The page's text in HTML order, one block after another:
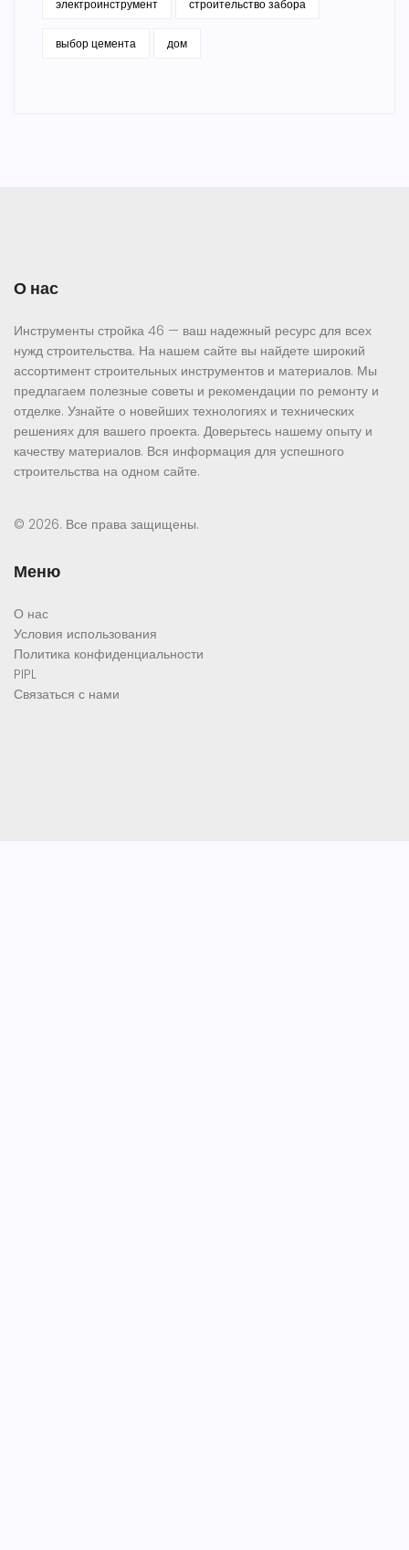
электроинструмент строительство забора
выбор цемента дом
О нас
Инструменты стройка 46 — ваш надежный ресурс для всех
нужд строительства. На нашем сайте вы найдете широкий
ассортимент строительных инструментов и материалов. Мы
предлагаем полезные советы и рекомендации по ремонту и
отделке. Узнайте о новейших технологиях и технических
решениях для вашего проекта. Доверьтесь нашему опыту и
качеству материалов. Вся информация для успешного
строительства на одном сайте.
© 2026. Все права защищены.
Меню
О нас
Условия использования
Политика конфиденциальности
PIPL
Связаться с нами